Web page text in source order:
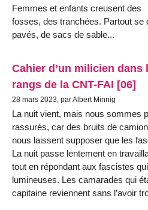
Femmes et enfants creusent des
fosses, des tranchées. Partout se
pavés, de sacs de sable...
Cahier d’un milicien dans
rangs de la CNT-FAI [06]
28 mars 2023, par Albert Minnig
La nuit vient, mais nous sommes
rassurés, car des bruits de
nous laissent supposer que les
La nuit passe lentement en
tout en répondant aux fascistes
lumineuses. Les camarades qui
capitaine reviennent sans l’avoir